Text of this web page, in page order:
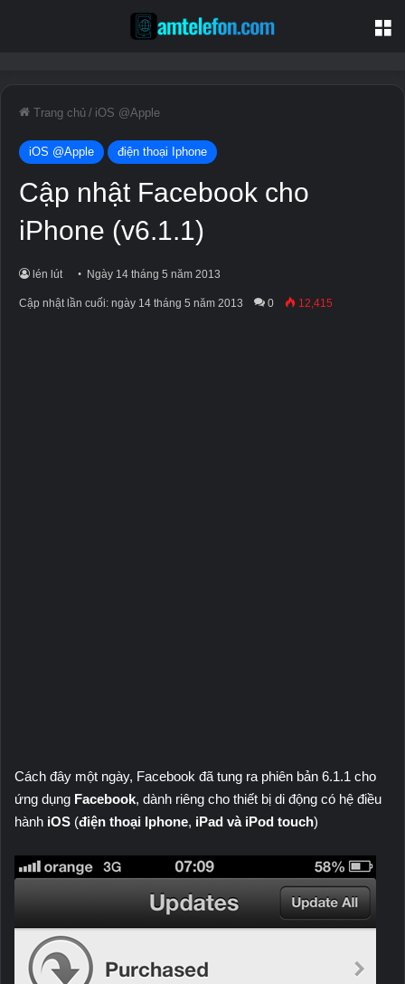
Trang chủ / iOS @Apple
iOS @Apple điện thoại Iphone
Cập nhật Facebook cho
iPhone (v6.1.1)
lén lút Ngày 14 tháng 5 năm 2013
Cập nhật lần cuối: ngày 14 tháng 5 năm 2013 0 12,415
Cách đây một ngày, Facebook đã tung ra phiên bản 6.1.1 cho
ứng dụng Facebook, dành riêng cho thiết bị di động có hệ điều
hành iOS (điện thoại Iphone, iPad và iPod touch)